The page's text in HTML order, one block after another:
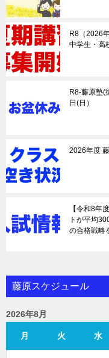
R8（2026
中学生・高
R8-藤原塾(
日(日）
2026年度
【令和8年
トが平均
の合格戦略
藤原スケジュール
2026年8月
月 火 水